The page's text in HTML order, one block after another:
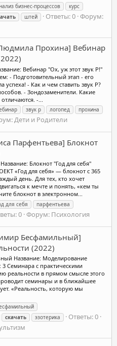
бизнес-процессов
курс
штей Ответы: 0 Форум:
Прохина] Вебинар
Вебинар "Ох, уж этот звук Р!"
- Подготовительный этап - его
успеха! - Как и чем ставить звук Р?
- Зондозаменители. Какие
-...
звук р логопед
прохина
Дети и Родители
Парфентьева] Блокнот
Блокнот "Год для себя"
«Год для себя» — блокнот с 365
день. Для тех, кто хочет
к мечте и понять, «кем ты
блокнот в электронном...
для себя
парфентьева
0 Форум: Психология
Бесфамильный]
(2022)
Название: Моделирование
3 Семинара с практическими
реальности в прямом смысле этого
семинары и в ближайшее
«Реальность, которую мы
скачать эзотерика
Ответы: 0